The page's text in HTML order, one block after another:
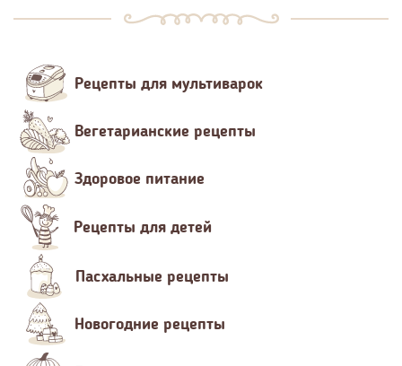
Рецепты для мультиварок
Вегетарианские рецепты
Здоровое питание
Рецепты для детей
Пасхальные рецепты
Новогодние рецепты